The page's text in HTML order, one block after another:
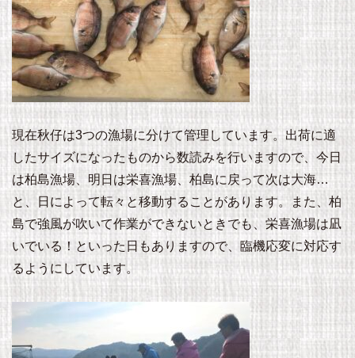
現在秋仔は3つの漁場に分けて管理しています。出荷に適
したサイズになったものから数読みを行いますので、今日
は柏島漁場、明日は栄喜漁場、柏島に戻って次は大海…
と、日によって転々と移動することがあります。また、柏
島で強風が吹いて作業ができないときでも、栄喜漁場は凪
いでいる！といった日もありますので、臨機応変に対応す
るようにしています。